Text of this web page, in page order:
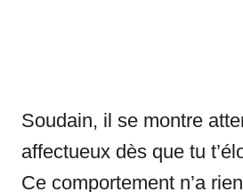
Soudain, il se montre
affectueux dès que tu
Ce comportement n’a